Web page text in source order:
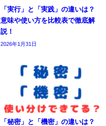
「実行」と「実践」の違いは？
意味や使い方を比較表で徹底解
説！
2026年1月31日
「秘密」と「機密」の違いは？